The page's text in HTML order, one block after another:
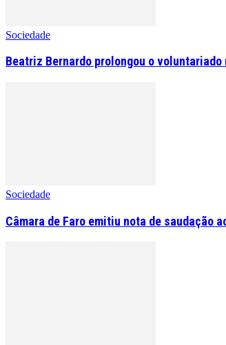
Sociedade
Beatriz Bernardo prolongou o
Sociedade
Câmara de Faro emitiu nota de saudação